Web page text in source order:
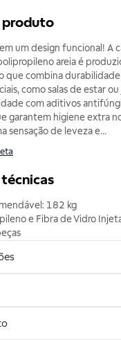
produto
um design funcional! A
areia é
que combina
como salas de estar ou
com aditivos
garantem higiene extra
sensação de leveza e...
182 kg
e Fibra de Vidro